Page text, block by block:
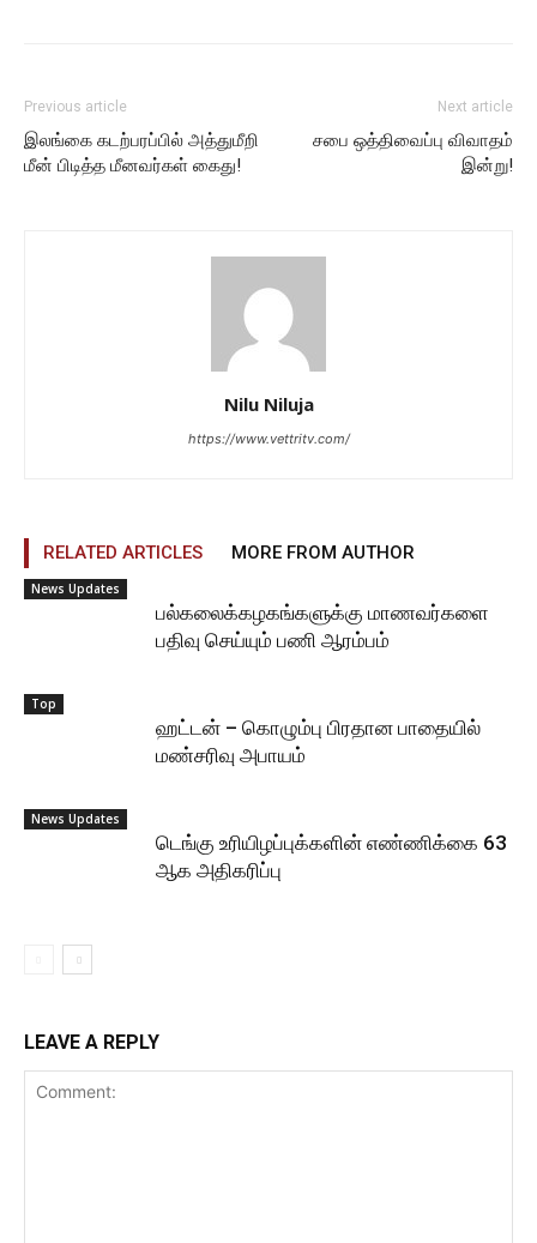
Previous article
இலங்கை கடற்பரப்பில் அத்துமீறி
மீன் பிடித்த மீனவர்கள் கைது!
Next article
சபை ஒத்திவைப்பு விவாதம்
இன்று!
Nilu Niluja
https://www.vettritv.com/
RELATED ARTICLES MORE FROM AUTHOR
News Updates
பல்கலைக்கழகங்களுக்கு மாணவர்களை
பதிவு செய்யும் பணி ஆரம்பம்
Top
ஹட்டன் – கொழும்பு பிரதான பாதையில்
மண்சரிவு அபாயம்
News Updates
டெங்கு உரியிழப்புக்களின் எண்ணிக்கை 63
ஆக அதிகரிப்பு
LEAVE A REPLY